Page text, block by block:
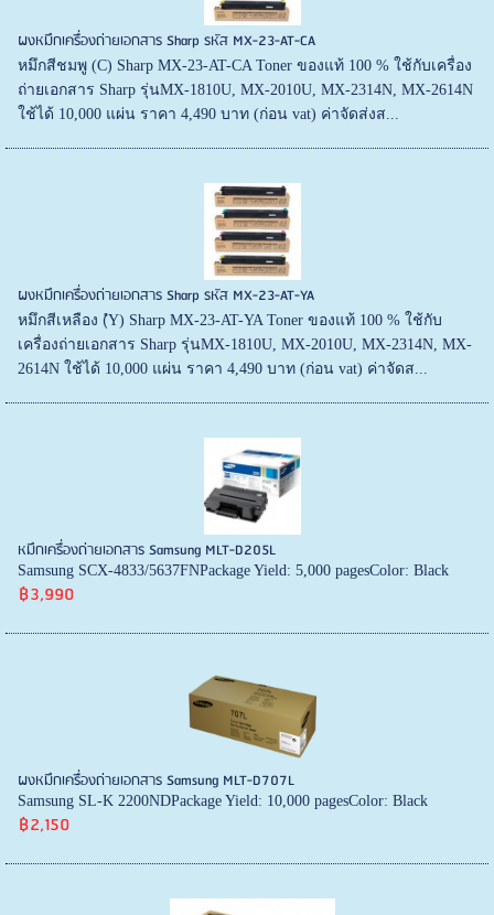
ผงหมึกเครื่องถ่ายเอกสาร Sharp รหัส MX-23-AT-CA
หมึกสีชมพู (C) Sharp MX-23-AT-CA Toner ของแท้ 100 % ใช้กับเครื่อง
ถ่ายเอกสาร Sharp รุ่นMX-1810U, MX-2010U, MX-2314N, MX-2614N
ใช้ได้ 10,000 แผ่น ราคา 4,490 บาท (ก่อน vat) ค่าจัดส่งส...
ผงหมึกเครื่องถ่ายเอกสาร Sharp รหัส MX-23-AT-YA
หมึกสีเหลือง (ํY) Sharp MX-23-AT-YA Toner ของแท้ 100 % ใช้กับ
เครื่องถ่ายเอกสาร Sharp รุ่นMX-1810U, MX-2010U, MX-2314N, MX-
2614N ใช้ได้ 10,000 แผ่น ราคา 4,490 บาท (ก่อน vat) ค่าจัดส...
หมึกเครื่องถ่ายเอกสาร Samsung MLT-D205L
Samsung SCX-4833/5637FNPackage Yield: 5,000 pagesColor: Black
฿3,990
ผงหมึกเครื่องถ่ายเอกสาร Samsung MLT-D707L
Samsung SL-K 2200NDPackage Yield: 10,000 pagesColor: Black
฿2,150